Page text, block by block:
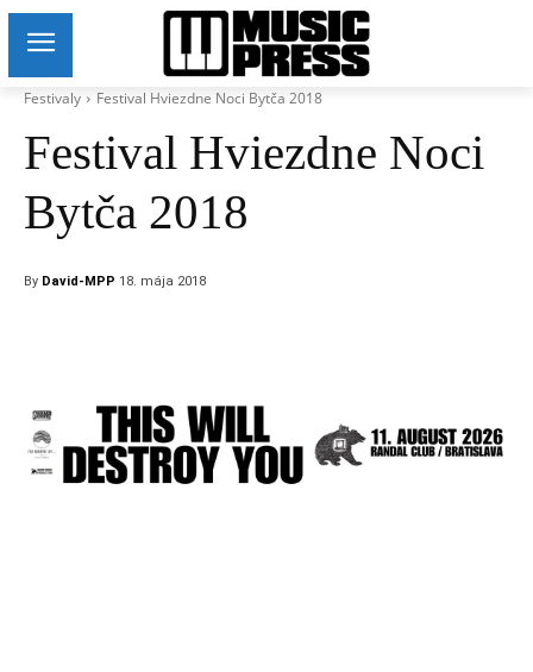
Festivaly Festival Hviezdne Noci Bytča 2018
Festival Hviezdne Noci
Bytča 2018
By David-MPP 18. mája 2018